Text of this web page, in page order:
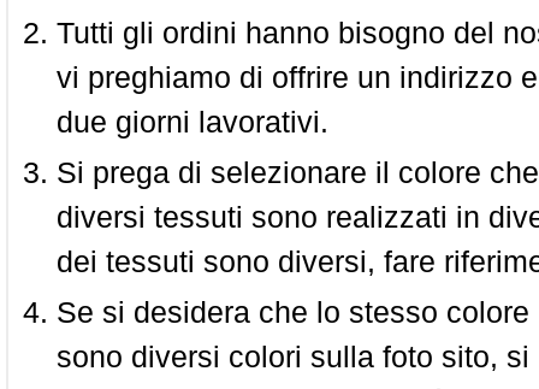
Tutti gli ordini hanno bisogno del
vi preghiamo di offrire un indirizzo
due giorni lavorativi.
Si prega di selezionare il colore
diversi tessuti sono realizzati in
dei tessuti sono diversi, fare
Se si desidera che lo stesso
sono diversi colori sulla foto sito,